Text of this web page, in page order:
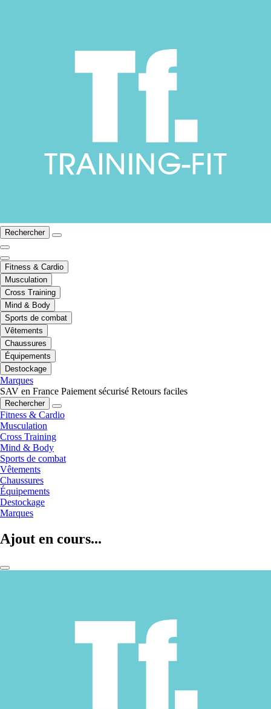
Rechercher
Fitness & Cardio
Musculation
Cross Training
Mind & Body
Sports de combat
Vêtements
Chaussures
Équipements
Destockage
Marques
SAV en France Paiement sécurisé Retours faciles
Rechercher
Fitness & Cardio
Musculation
Cross Training
Mind & Body
Sports de combat
Vêtements
Chaussures
Équipements
Destockage
Marques
Ajout en cours...